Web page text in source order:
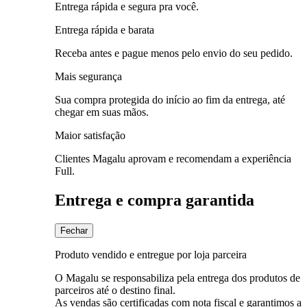
Entrega rápida e segura pra você.
Entrega rápida e barata
Receba antes e pague menos pelo envio do seu pedido.
Mais segurança
Sua compra protegida do início ao fim da entrega, até
chegar em suas mãos.
Maior satisfação
Clientes Magalu aprovam e recomendam a experiência
Full.
Entrega e compra garantida
Fechar
Produto vendido e entregue por loja parceira
O Magalu se responsabiliza pela entrega dos produtos de
parceiros até o destino final.
As vendas são certificadas com nota fiscal e garantimos a